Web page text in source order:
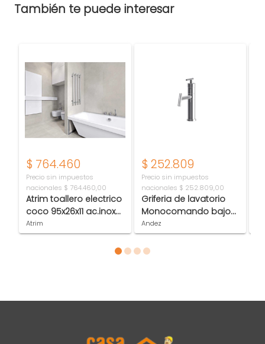
También te puede interesar
$ 252.809
Precio sin impuestos
nacionales $ 252.809,00
Griferia de lavatorio
Monocomando bajo
Andez Giraffe cr
Andez
$ 764.460
Precio sin impuestos
nacionales $ 764.460,00
Atrim toallero electrico
coco 95x26x11 ac.inox
1004
Atrim